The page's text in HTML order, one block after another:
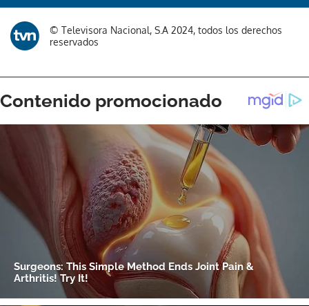
© Televisora Nacional, S.A 2024, todos los derechos
reservados